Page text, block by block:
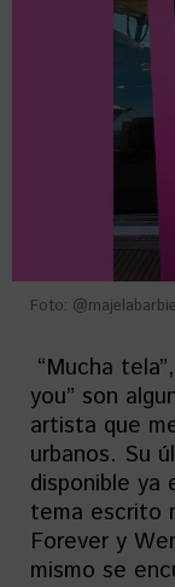
Foto: @majelabarbie
“Mucha
you” son
artista que
urbanos. Su
disponible ya
tema escrito
Forever y
mismo se